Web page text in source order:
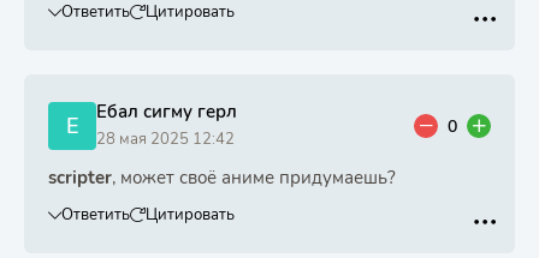
Ответить Цитировать
Е Ебал сигму герл
28 мая 2025 12:42
0
scripter, может своё аниме придумаешь?
Ответить Цитировать